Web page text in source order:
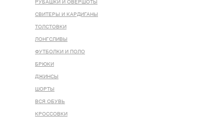
РУБАШКИ И ОВЕРШОТЫ
СВИТЕРЫ И КАРДИГАНЫ
ТОЛСТОВКИ
ЛОНГСЛИВЫ
ФУТБОЛКИ И ПОЛО
БРЮКИ
ДЖИНСЫ
ШОРТЫ
ВСЯ ОБУВЬ
КРОССОВКИ